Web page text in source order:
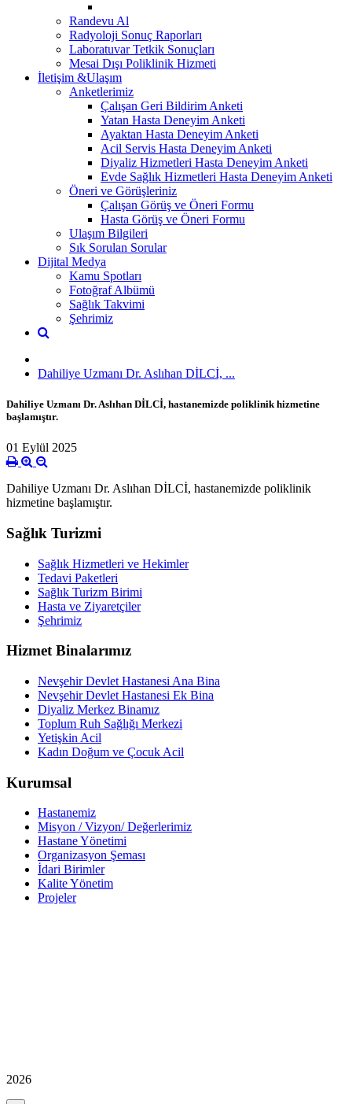
Randevu Al
Radyoloji Sonuç Raporları
Laboratuvar Tetkik Sonuçları
Mesai Dışı Poliklinik Hizmeti
İletişim &Ulaşım
Anketlerimiz
Çalışan Geri Bildirim Anketi
Yatan Hasta Deneyim Anketi
Ayaktan Hasta Deneyim Anketi
Acil Servis Hasta Deneyim Anketi
Diyaliz Hizmetleri Hasta Deneyim Anketi
Evde Sağlık Hizmetleri Hasta Deneyim Anketi
Öneri ve Görüşleriniz
Çalışan Görüş ve Öneri Formu
Hasta Görüş ve Öneri Formu
Ulaşım Bilgileri
Sık Sorulan Sorular
Dijital Medya
Kamu Spotları
Fotoğraf Albümü
Sağlık Takvimi
Şehrimiz
Dahiliye Uzmanı Dr. Aslıhan DİLCİ, ...
Dahiliye Uzmanı Dr. Aslıhan DİLCİ, hastanemizde poliklinik hizmetine
başlamıştır.
01 Eylül 2025
Dahiliye Uzmanı Dr. Aslıhan DİLCİ, hastanemizde poliklinik
hizmetine başlamıştır.
Sağlık Turizmi
Sağlık Hizmetleri ve Hekimler
Tedavi Paketleri
Sağlık Turizm Birimi
Hasta ve Ziyaretçiler
Şehrimiz
Hizmet Binalarımız
Nevşehir Devlet Hastanesi Ana Bina
Nevşehir Devlet Hastanesi Ek Bina
Diyaliz Merkez Binamız
Toplum Ruh Sağlığı Merkezi
Yetişkin Acil
Kadın Doğum ve Çocuk Acil
Kurumsal
Hastanemiz
Misyon / Vizyon/ Değerlerimiz
Hastane Yönetimi
Organizasyon Şeması
İdari Birimler
Kalite Yönetim
Projeler
2026